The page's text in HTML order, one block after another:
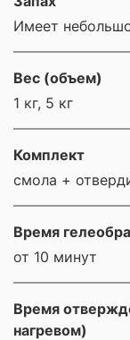
Имеет
Вес (объем)
1 кг, 5 кг
Комплект
смола +
Время
от 10 минут
Время
нагревом)